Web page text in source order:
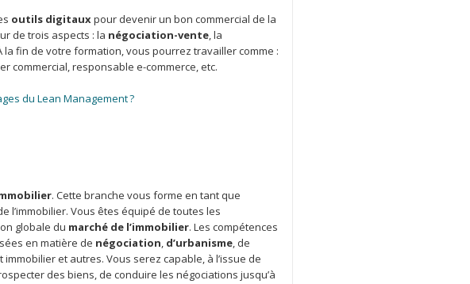
outils digitauxpour devenir un bon commercial de la
de trois aspects : la négociation-vente, la
la fin de votre formation, vous pourrez travailler comme :
commercial, responsable e-commerce, etc.
du Lean Management ?
. Cette branche vous forme en tant que
l’immobilier. Vous êtes équipé de toutes les
globale du marché de l’immobilier. Les compétences
en matière de négociation, d’urbanisme, de
immobilier et autres. Vous serez capable, à l’issue de
des biens, de conduire les négociations jusqu’à